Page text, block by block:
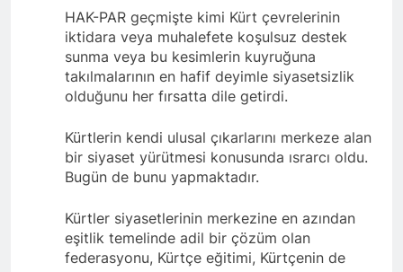
HAK-PAR Adana İl Kadın
Komisyonu 8 Mart Dünya
Kadınlar gününü kutladı
1 Yıl Ago
HAK-PAR Fransa Konferansı
Başarıyla Sonuçlandı
Düzgün KAPLAN; ‘PKK’ nin
yararına olacaktır.’
BASINA VE KAMUOYUNA
Eşitlik ve özgürlük
mücadelesi veren tüm
kadınları selamlıyoruz
kadınlar günü.
1 Yıl Ago
İZMİR’DE HAK.PAR, PSK
BİRLİĞİ
1 Yıl Ago
HAK-PAR Hewler temsilcisi
Mehmet Şirin Timur; HAK-
HAK-PAR geçmişte kimi Kürt çevrelerinin
iktidara veya muhalefete koşulsuz destek
sunma veya bu kesimlerin kuyruğuna
takılmalarının en hafif deyimle siyasetsizlik
olduğunu her fırsatta dile getirdi.
Kürtlerin kendi ulusal çıkarlarını merkeze alan
bir siyaset yürütmesi konusunda ısrarcı oldu.
Bugün de bunu yapmaktadır.
Kürtler siyasetlerinin merkezine en azından
eşitlik temelinde adil bir çözüm olan
federasyonu, Kürtçe eğitimi, Kürtçenin de